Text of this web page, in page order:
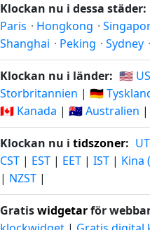
Klockan nu i dessa städer:
Paris · Hongkong ·
Shanghai · Peking · Sydney ·
Klockan nu i länder: 🇺🇸
Storbritannien | 🇩🇪
🇨🇦 Kanada | 🇦🇺 Australien |
Klockan nu i tidszoner:
CST | EST | EET | IST | Kina
| NZST |
Gratiswidgetarför